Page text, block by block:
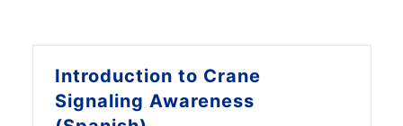
Introduction to Crane
Signaling Awareness